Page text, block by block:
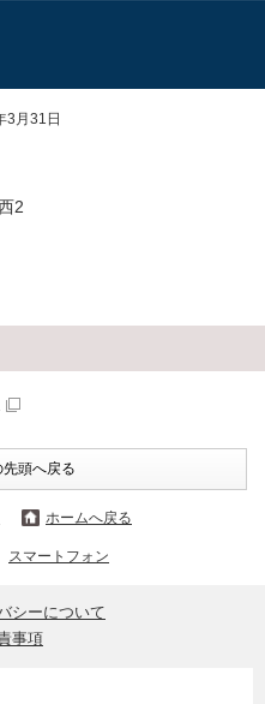
月31日
2
頭へ戻る
ホームへ戻る
スマートフォン
シーについて
事項